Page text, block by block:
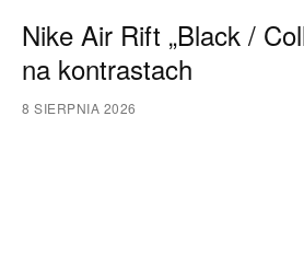
Nike Air Rift „Black /
na kontrastach
8 SIERPNIA 2026